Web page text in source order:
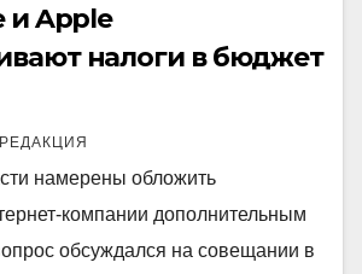
и Apple
налоги в бюджет
РЕДАКЦИЯ
намерены обложить
компании дополнительным
обсуждался на совещании в